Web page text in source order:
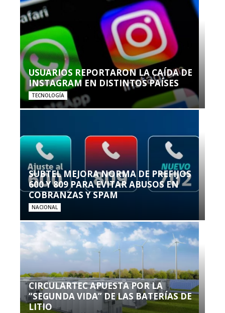
USUARIOS REPORTARON LA CAÍDA DE
INSTAGRAM EN DISTINTOS PAÍSES
TECNOLOGÍA
SUBTEL MEJORA NORMA DE PREFIJOS
600 Y 809 PARA EVITAR ABUSOS EN
COBRANZAS Y SPAM
NACIONAL
CIRCULARTEC APUESTA POR LA
“SEGUNDA VIDA” DE LAS BATERÍAS DE
LITIO